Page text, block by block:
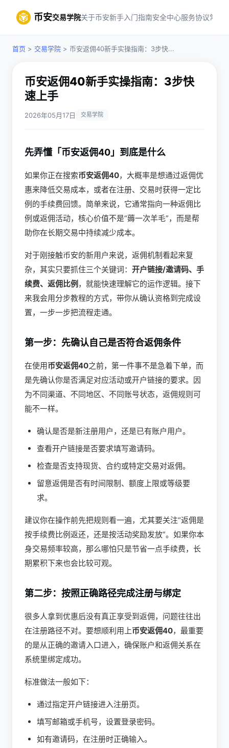
币安交易学院关于币安新手入门指南安全中心服务协议常见
首页 > 交易学院 > 币安返佣40新手实操指南：3步快...
币安返佣40新手实操指南：3步快
速上手
2026年05月17日 交易学院
先弄懂「币安返佣40」到底是什么
如果你正在搜索币安返佣40，大概率是想通过返佣优
惠来降低交易成本，或者在注册、交易时获得一定比
例的手续费回馈。简单来说，它通常指向一种返佣比
例或返佣活动，核心价值不是“薅一次羊毛”，而是帮
助你在长期交易中持续减少成本。
对于刚接触币安的新用户来说，返佣机制看起来复
杂，其实只要抓住三个关键词： 开户链接/邀请码、手
续费、返佣比例 ，就能快速理解它的运作逻辑。接下
来我会用分步教程的方式，带你从确认资格到完成设
置，一步一步把流程走通。
第一步：先确认自己是否符合返佣条件
在使用币安返佣40之前，第一件事不是急着下单，而
是先确认你是否满足对应活动或开户链接的要求。因
为不同渠道、不同地区、不同账号状态，返佣规则可
能不一样。
确认是否是新注册用户，还是已有账户用户。
查看开户链接是否要求填写邀请码。
检查是否支持现货、合约或特定交易对返佣。
留意返佣是否有时间限制、额度上限或等级要
求。
建议你在操作前先把规则看一遍，尤其要关注“返佣是
按手续费比例返还，还是按活动奖励发放”。如果你本
身交易频率较高，那么哪怕只是节省一点手续费，长
期累积下来也会比较可观。
第二步：按照正确路径完成注册与绑定
很多人拿到优惠后没有真正享受到返佣，问题往往出
在注册路径不对。要想顺利用上币安返佣40，最重要
的是从正确的邀请入口进入，确保账户和返佣关系在
系统里绑定成功。
标准做法一般如下：
通过指定开户链接进入注册页。
填写邮箱或手机号，设置登录密码。
如有邀请码，在注册时正确输入。